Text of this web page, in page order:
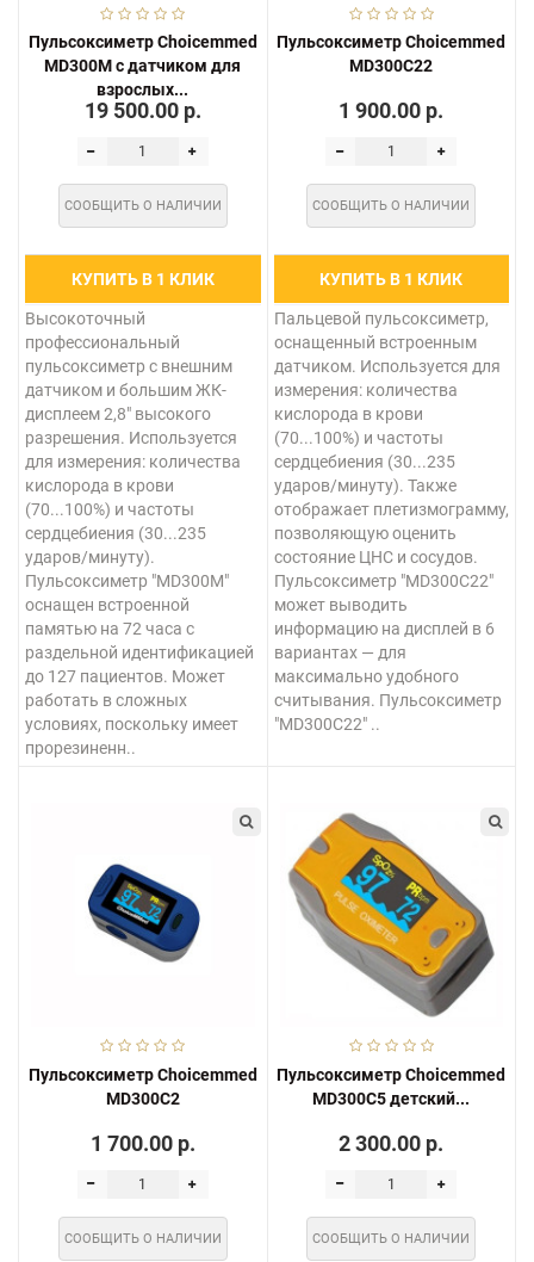
Пульсоксиметр Choicemmed
MD300M с датчиком для
взрослых...
19 500.00 р.
СООБЩИТЬ О НАЛИЧИИ
КУПИТЬ В 1 КЛИК
Высокоточный
профессиональный
пульсоксиметр с внешним
датчиком и большим ЖК-
дисплеем 2,8" высокого
разрешения. Используется
для измерения: количества
кислорода в крови
(70...100%) и частоты
сердцебиения (30...235
ударов/минуту).
Пульсоксиметр "MD300M"
оснащен встроенной
памятью на 72 часа с
раздельной идентификацией
до 127 пациентов. Может
работать в сложных
условиях, поскольку имеет
прорезиненн..
Пульсоксиметр Choicemmed
MD300C22
1 900.00 р.
СООБЩИТЬ О НАЛИЧИИ
КУПИТЬ В 1 КЛИК
Пальцевой пульсоксиметр,
оснащенный встроенным
датчиком. Используется для
измерения: количества
кислорода в крови
(70...100%) и частоты
сердцебиения (30...235
ударов/минуту). Также
отображает плетизмограмму,
позволяющую оценить
состояние ЦНС и сосудов.
Пульсоксиметр "MD300C22"
может выводить
информацию на дисплей в 6
вариантах — для
максимально удобного
считывания. Пульсоксиметр
"MD300C22" ..
Пульсоксиметр Choicemmed
MD300C2
1 700.00 р.
СООБЩИТЬ О НАЛИЧИИ
Пульсоксиметр Choicemmed
MD300C5 детский...
2 300.00 р.
СООБЩИТЬ О НАЛИЧИИ